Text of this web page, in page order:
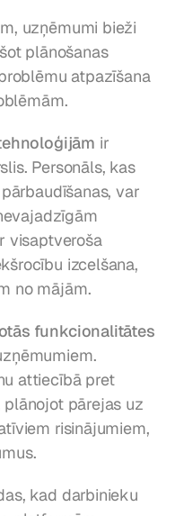
uzņēmumi bieži
plānošanas
atpazīšana
ir
Personāls, kas
var
visaptveroša
izcelšana,
no mājām.
funkcionalitātes
attiecībā pret
pārejas uz
risinājumiem,
kad darbinieku